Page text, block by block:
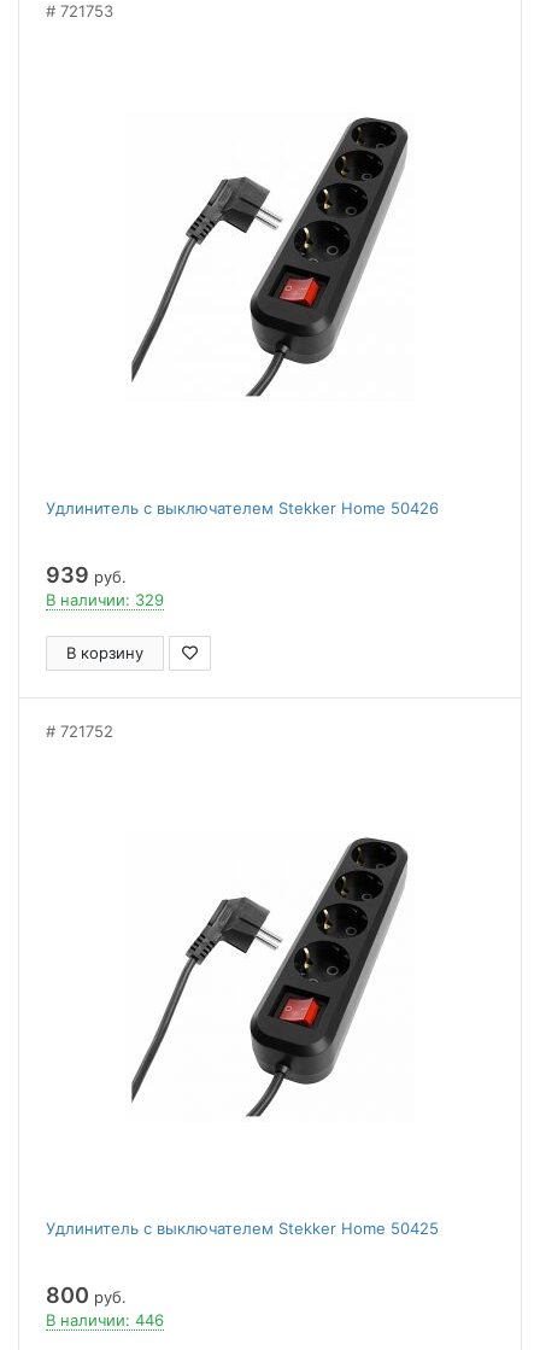
721753
Удлинитель с выключателем Stekker Home 50426
939 руб.
В наличии: 329
В корзину
721752
Удлинитель с выключателем Stekker Home 50425
800 руб.
В наличии: 446